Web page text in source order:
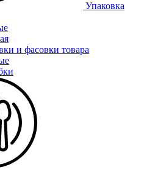
Упаковка
и фасовки товара